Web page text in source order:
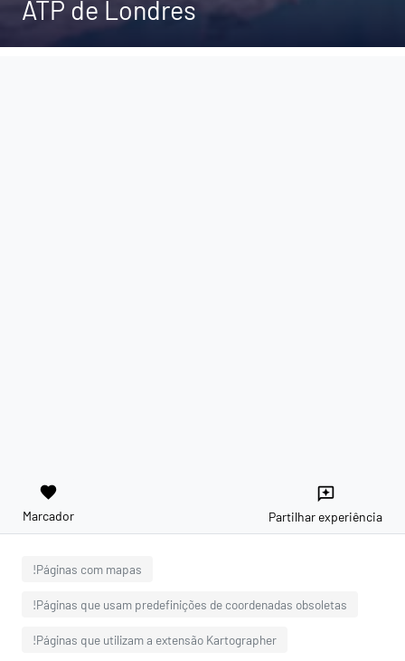
ATP de Londres
favorite
Marcador
reviews
Partilhar experiência
!Páginas com mapas
!Páginas que usam predefinições de coordenadas obsoletas
!Páginas que utilizam a extensão Kartographer